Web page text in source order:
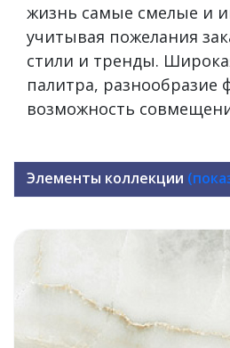
жизнь самые смелые и
учитывая пожелания
стили и тренды.
палитра, разнообразие
возможность
Элементы коллекции